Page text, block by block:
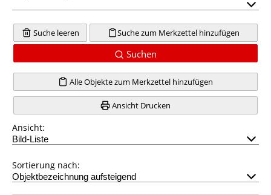
Suche leeren Suche zum Merkzettel hinzufügen
Suchen
Alle Objekte zum Merkzettel hinzufügen
Ansicht Drucken
Ansicht:
Sortierung nach: